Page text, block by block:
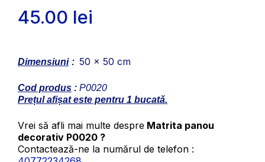
45.00 lei
Dimensiuni : 50 x 50 cm
Cod produs : P0020
Prețul afișat este pentru 1 bucată.
Vrei să afli mai multe despre Matrita panou
decorativ P0020 ?
Contactează-ne la numărul de telefon :